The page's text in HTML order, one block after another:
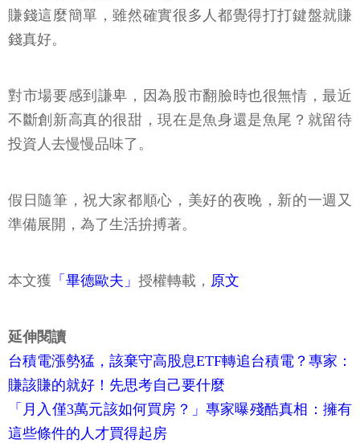
賺錢這麼簡單，雖然確實很多人都覺得打打鍵盤就賺
錢真好。
對市場要感到謙卑，因為股市翻臉時也很無情，最近
不斷創新高真的很甜，現在是魚身還是魚尾？就留待
投資人去慢慢品味了。
假日隨筆，祝大家都順心，美好的夜晚，新的一週又
準備展開，為了生活拚搏著。
本文獲 「畢德歐夫」 授權轉載， 原文
延伸閱讀
台積電漲勢猛，該棄守高股息ETF轉追台積電？專家：
賺該賺的就好！先思考自己要什麼
「月入僅3萬元該如何買房？」專家曝殘酷真相：擁有
這些條件的人才買得起房